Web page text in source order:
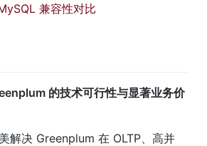
兼容性对比
的技术可行性与显著业务价
美解决 Greenplum 在 OLTP、高并